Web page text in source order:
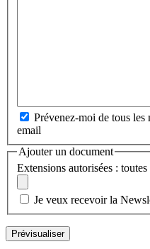
Prévenez-moi de tous les
email
Ajouter un document
Extensions autorisées : toutes
Je veux recevoir la